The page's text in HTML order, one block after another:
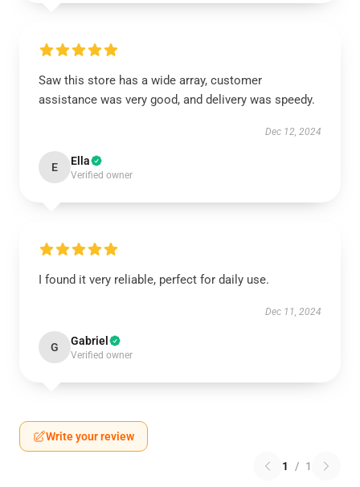
Saw this store has a wide array, customer
assistance was very good, and delivery was speedy.
Dec 12, 2024
E Ella
Verified owner
I found it very reliable, perfect for daily use.
Dec 11, 2024
G Gabriel
Verified owner
Write your review
1 / 1